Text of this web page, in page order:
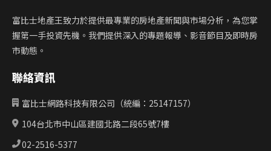
富比士地產王致力於提供最專業的房地產新聞與市場分析，為您掌
握第一手投資先機。我們提供深入的專題報導、影音節目及即時房
市動態。
聯絡資訊
富比士網路科技有限公司（統編：25147157）
104台北市中山區建國北路二段65號7樓
02-2516-5377